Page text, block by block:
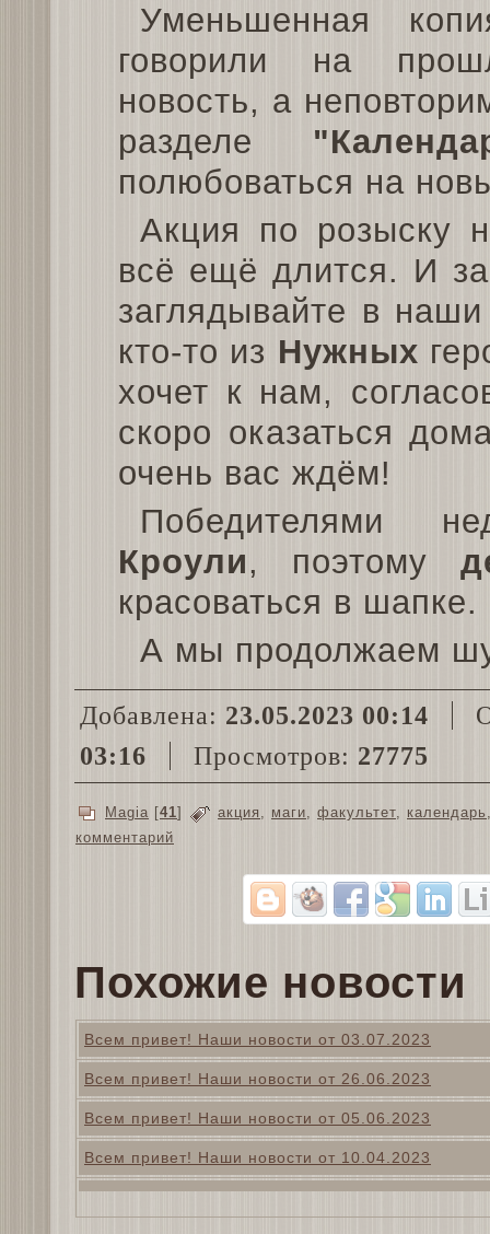
Уменьшенная
говорили на
новость, а
разделе
полюбоваться на
Акция по розыску
всё ещё длится. И
заглядывайте в
кто-то из Нужных
хочет к нам,
скоро оказаться
очень вас ждём!
Победителями
Кроули, поэтому
красоваться в шапке.
А мы продолжаем
Добавлена: 23.05.2023 00:14
03:16
Просмотров: 27775
Magia [41] акция , маги, факультет, календарь
комментарий
Похожие новости
Всем привет! Наши новости от 03.07.2023
Всем привет! Наши новости от 26.06.2023
Всем привет! Наши новости от 05.06.2023
Всем привет! Наши новости от 10.04.2023